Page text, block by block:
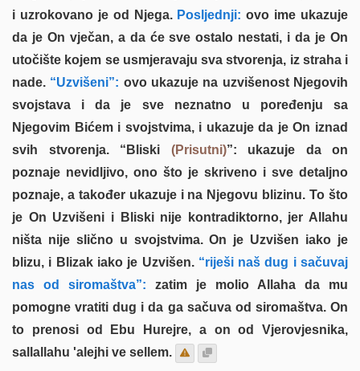
i uzrokovano je od Njega.Posljednji: ovo ime ukazuje
da je On vječan, a da će sve ostalo nestati, i da je On
utočište kojem se usmjeravaju sva stvorenja, iz straha i
nade. “Uzvišeni”: ovo ukazuje na uzvišenost Njegovih
svojstava i da je sve neznatno u poređenju sa
Njegovim Bićem i svojstvima, i ukazuje da je On iznad
svih stvorenja. “Bliski (Prisutni)”: ukazuje da on
poznaje nevidljivo, ono što je skriveno i sve detaljno
poznaje, a također ukazuje i na Njegovu blizinu. To što
je On Uzvišeni i Bliski nije kontradiktorno, jer Allahu
ništa nije slično u svojstvima. On je Uzvišen iako je
blizu, i Blizak iako je Uzvišen.“riješi naš dug i sačuvaj
nas od siromaštva”: zatim je molio Allaha da mu
pomogne vratiti dug i da ga sačuva od siromaštva. On
to prenosi od Ebu Hurejre, a on od Vjerovjesnika,
sallallahu 'alejhi ve sellem.